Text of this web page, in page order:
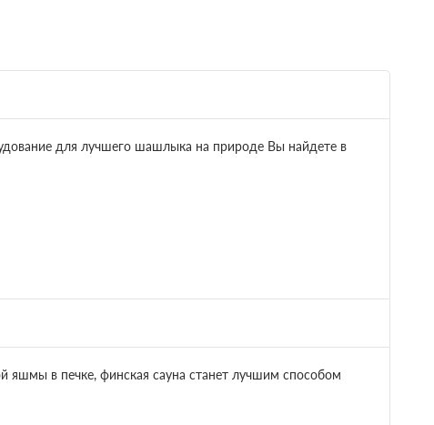
для лучшего шашлыка на природе Вы найдете в
яшмы в печке, финская сауна станет лучшим способом